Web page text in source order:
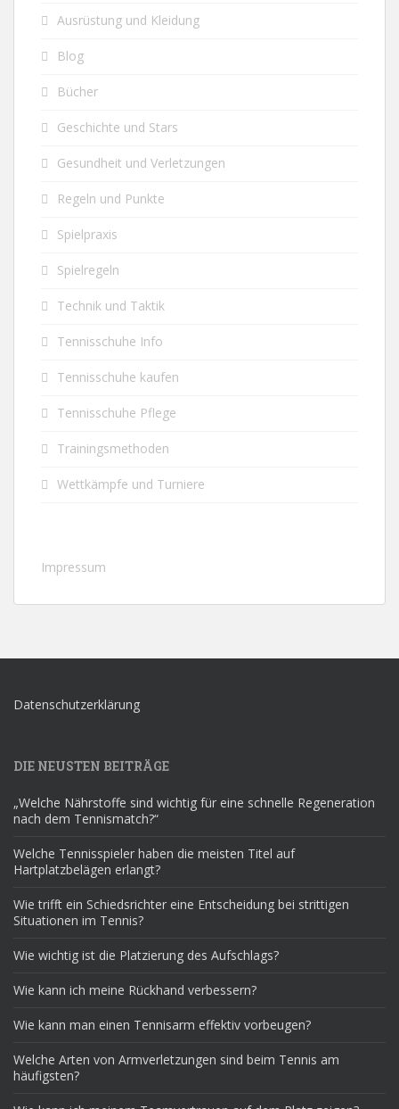
Ausrüstung und Kleidung
Blog
Bücher
Geschichte und Stars
Gesundheit und Verletzungen
Regeln und Punkte
Spielpraxis
Spielregeln
Technik und Taktik
Tennisschuhe Info
Tennisschuhe kaufen
Tennisschuhe Pflege
Trainingsmethoden
Wettkämpfe und Turniere
Impressum
Datenschutzerklärung
DIE NEUSTEN BEITRÄGE
„Welche Nährstoffe sind wichtig für eine schnelle Regeneration
nach dem Tennismatch?“
Welche Tennisspieler haben die meisten Titel auf
Hartplatzbelägen erlangt?
Wie trifft ein Schiedsrichter eine Entscheidung bei strittigen
Situationen im Tennis?
Wie wichtig ist die Platzierung des Aufschlags?
Wie kann ich meine Rückhand verbessern?
Wie kann man einen Tennisarm effektiv vorbeugen?
Welche Arten von Armverletzungen sind beim Tennis am
häufigsten?